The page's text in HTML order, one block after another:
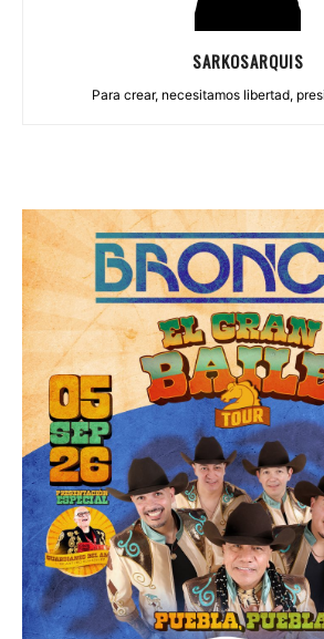
SARKOSARQUIS
Para crear, necesitamos libertad,